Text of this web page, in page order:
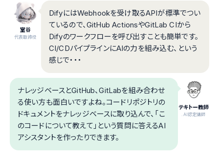
室谷
代表取締役
DifyにはWebhookを受け取るAPIが標準でつい
ているので、GitHub ActionsやGitLab CIから
Difyのワークフローを呼び出すことも簡単です。
CI/CDパイプラインにAIの力を組み込む、という
感じで・・・
テキトー教師
.AI認定講師
ナレッジベースとGitHub、GitLabを組み合わせ
る使い方も面白いですよね。コードリポジトリの
ドキュメントをナレッジベースに取り込んで、「こ
のコードについて教えて」という質問に答えるAI
アシスタントを作ったりできます。